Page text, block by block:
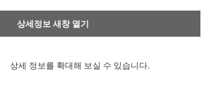
상세정보 새창 열기
상세 정보를 확대해 보실 수 있습니다.